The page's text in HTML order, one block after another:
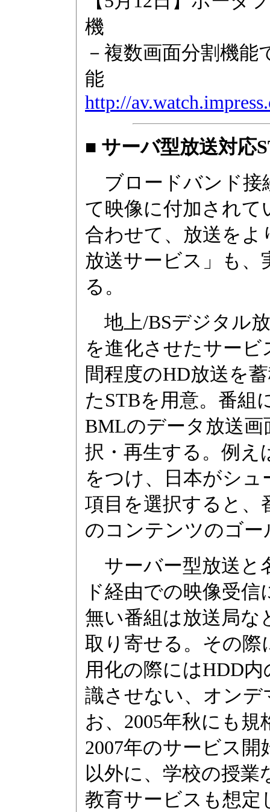
機
－複数画面分割機
能
http://
■ サーバ型放送対応
ブロードバンド接
て映像に付加され
合わせて、放送をよ
放送サービス」も、
る。
地上/BSデジタル
を進化させたサービ
間程度のHD放送を
たSTBを用意。番組
BMLのデータ放送
択・再生する。例え
をつけ、日本がシ
項目を選択すると、
のコンテンツのゴ
サーバー型放送と
ド経由での映像受
無い番組は放送局な
取り寄せる。その際
用化の際にはHDD
識させない、オン
お、2005年秋にも
2007年のサービス
以外に、学校の授業
教育サービスも想